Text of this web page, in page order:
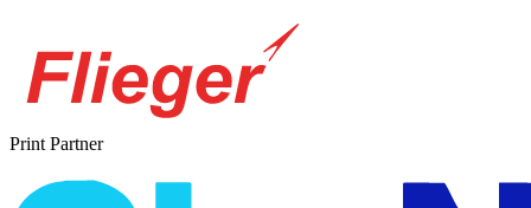
Print Partner